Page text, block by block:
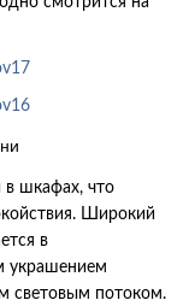
шкафах, что
Широкий
в
украшением
световым потоком.